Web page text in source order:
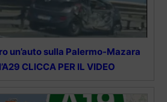
un’auto sulla Palermo-Mazara
CLICCA PER IL VIDEO